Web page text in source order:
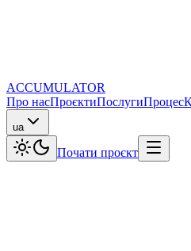
ACCUMULATOR
Про насПроєктиПослугиПроцес
ua
Почати проєкт